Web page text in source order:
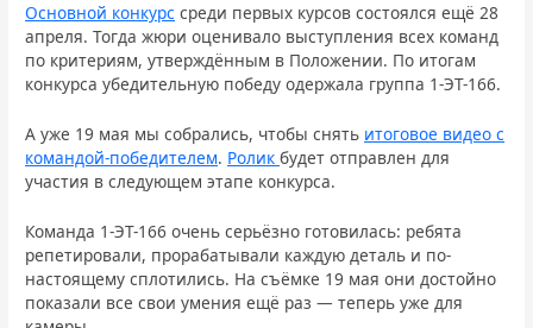
Основной конкурс среди первых курсов состоялся ещё 28
апреля. Тогда жюри оценивало выступления всех команд
по критериям, утверждённым в Положении. По итогам
конкурса убедительную победу одержала группа 1-ЭТ-166.
А уже 19 мая мы собрались, чтобы снять итоговое видео с
командой-победителем. Роликбудет отправлен для
участия в следующем этапе конкурса.
Команда 1-ЭТ-166 очень серьёзно готовилась: ребята
репетировали, прорабатывали каждую деталь и по-
настоящему сплотились. На съёмке 19 мая они достойно
показали все свои умения ещё раз — теперь уже для